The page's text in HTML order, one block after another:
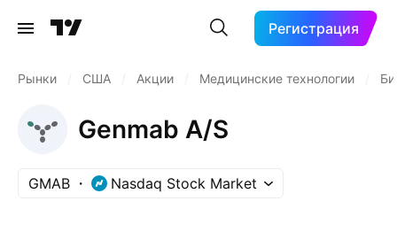
Регистрация
Рынки США Акции Медицинские технологии
Genmab A/S
GMAB Nasdaq Stock Market